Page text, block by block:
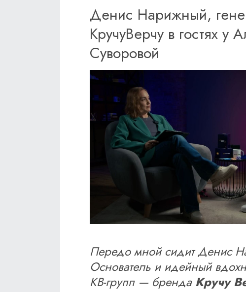
Денис Нарижный,
КручуВерчу в гостях у
Суворовой
Передо мной сидит Денис
Основатель и идейный
КВ-групп — бренда Кручу